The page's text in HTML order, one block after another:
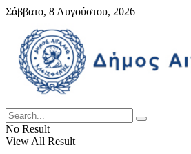
Σάββατο, 8 Αυγούστου, 2026
No Result
View All Result